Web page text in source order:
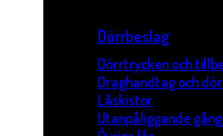
Dörrbeslag
Dörrtrycken och
Draghandtag och
Låskistor
Utanpåliggande